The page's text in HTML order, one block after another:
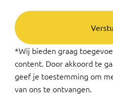
*Wij bieden graag
content. Door akkoord te
geef je toestemming om
van ons te ontvangen.